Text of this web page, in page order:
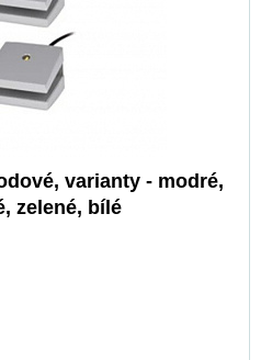
varianty - modré,
zelené, bílé